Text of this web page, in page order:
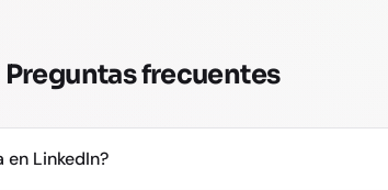
Preguntas frecuentes
LinkedIn?